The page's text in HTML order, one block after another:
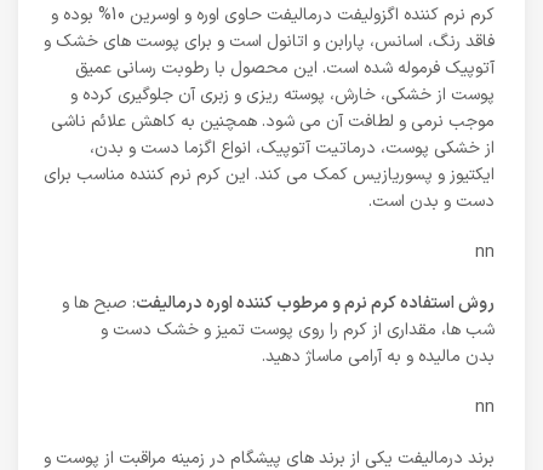
کرم نرم کننده اگزولیفت درمالیفت حاوی اوره و اوسرین 10% بوده و
فاقد رنگ، اسانس، پارابن و اتانول است و برای پوست های خشک و
آتوپیک فرموله شده است. این محصول با رطوبت رسانی عمیق
پوست از خشکی، خارش، پوسته ریزی و زبری آن جلوگیری کرده و
موجب نرمی و لطافت آن می شود. همچنین به کاهش علائم ناشی
از خشکی پوست، درماتیت آتوپیک، انواع اگزما دست و بدن،
ایکتیوز و پسوریازیس کمک می کند. این کرم نرم کننده مناسب برای
دست و بدن است.
nn
روش استفاده کرم نرم و مرطوب کننده اوره درمالیفت: صبح ها و
شب ها، مقداری از کرم را روی پوست تمیز و خشک دست و
بدن مالیده و به آرامی ماساژ دهید.
nn
برند درمالیفت یکی از برند های پیشگام در زمینه مراقبت از پوست و